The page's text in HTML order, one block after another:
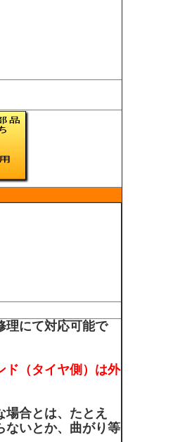
理にて対応可能で
ド（タイヤ側）は外
合とは、たとえ
ないとか、曲がり等